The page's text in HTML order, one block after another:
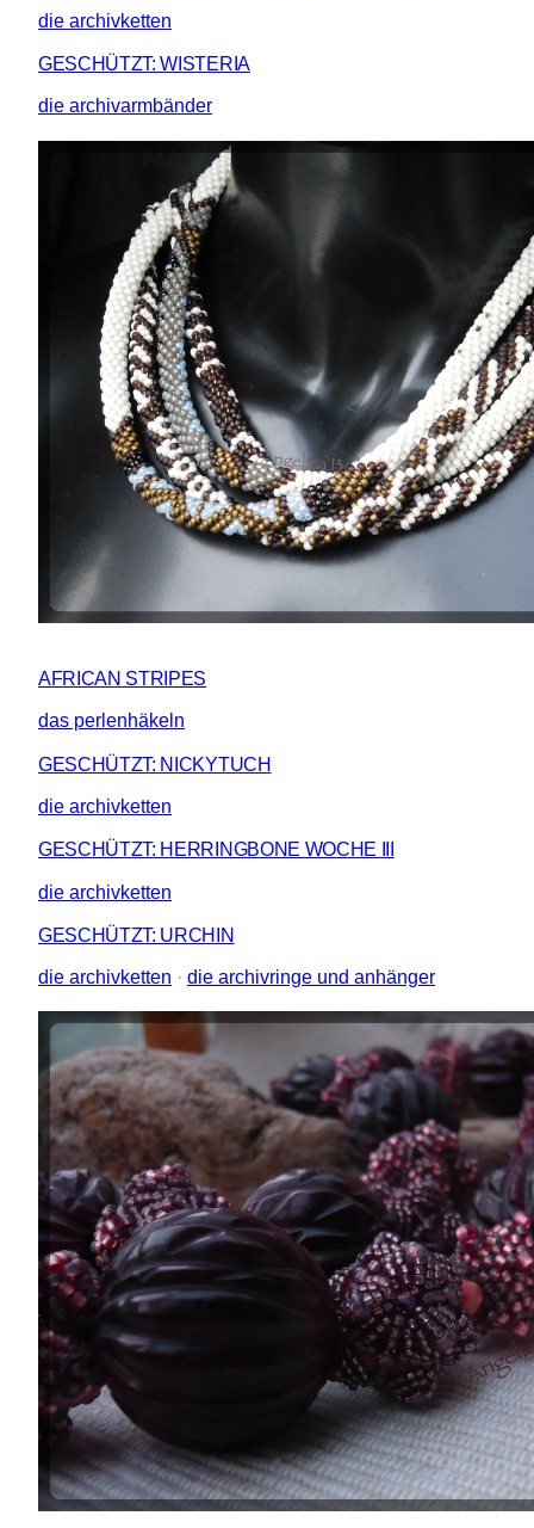
die archivketten
GESCHÜTZT: WISTERIA
die archivarmbänder
AFRICAN STRIPES
das perlenhäkeln
GESCHÜTZT: NICKYTUCH
die archivketten
GESCHÜTZT: HERRINGBONE WOCHE III
die archivketten
GESCHÜTZT: URCHIN
die archivketten · die archivringe und anhänger